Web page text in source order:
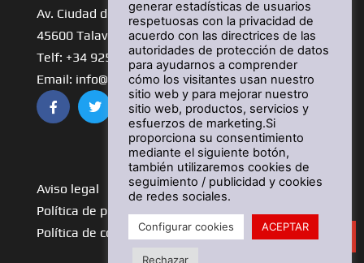
Av. Ciudad de Plasencia, 21
45600 Talavera de la Reina
Telf: +34 925 81 11 11
Email: info@comercialbermudez.es
Ver más tiendas
Aviso legal
Política de privacidad
Política de cookies
generar estadísticas de usuarios
respetuosas con la privacidad de
acuerdo con las directrices de las
autoridades de protección de datos
para ayudarnos a comprender
cómo los visitantes usan nuestro
sitio web y para mejorar nuestro
sitio web, productos, servicios y
esfuerzos de marketing.Si
proporciona su consentimiento
mediante el siguiente botón,
también utilizaremos cookies de
seguimiento / publicidad y cookies
de redes sociales.
Configurar cookies ACEPTAR
Rechazar
Solicita presupuesto